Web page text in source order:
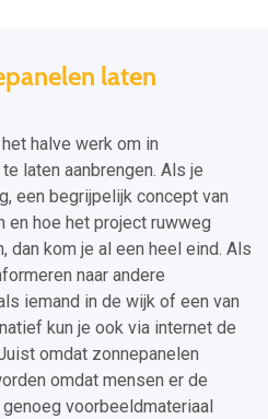
laten
halve werk om in
laten aanbrengen. Als je
een begrijpelijk concept van
en hoe het project ruwweg
dan kom je al een heel eind. Als
naar andere
iemand in de wijk of een van
kun je ook via internet de
omdat zonnepanelen
omdat mensen er de
voorbeeldmateriaal